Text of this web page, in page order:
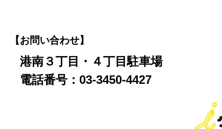
【お問い合わせ】
港南３丁目・４丁目駐車場
電話番号：03-3450-4427